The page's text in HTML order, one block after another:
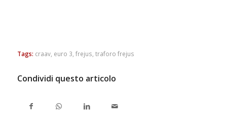
Tags: craav, euro 3, frejus, traforo frejus
Condividi questo articolo